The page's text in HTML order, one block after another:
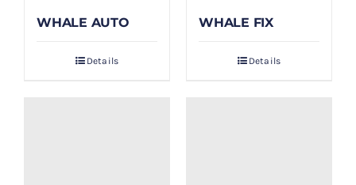
WHALE AUTO
Details
WHALE FIX
Details